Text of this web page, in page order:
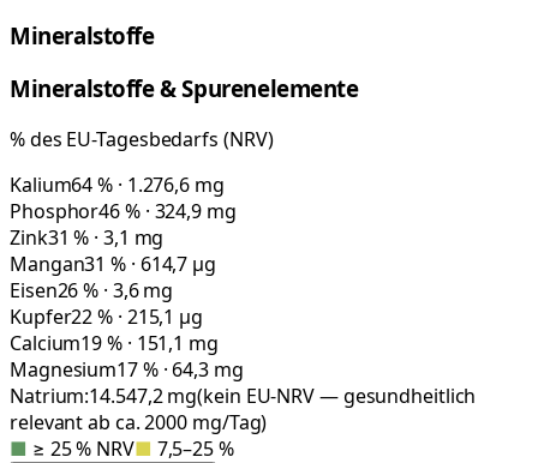
Mineralstoffe
Mineralstoffe & Spurenelemente
% des EU-Tagesbedarfs (NRV)
Kalium64 % · 1.276,6 mg
Phosphor46 % · 324,9 mg
Zink31 % · 3,1 mg
Mangan31 % · 614,7 µg
Eisen26 % · 3,6 mg
Kupfer22 % · 215,1 µg
Calcium19 % · 151,1 mg
Magnesium17 % · 64,3 mg
Natrium:14.547,2mg(kein EU-NRV — gesundheitlich
relevant ab ca. 2000 mg/Tag)
■ ≥ 25 % NRV■ 7,5–25 %